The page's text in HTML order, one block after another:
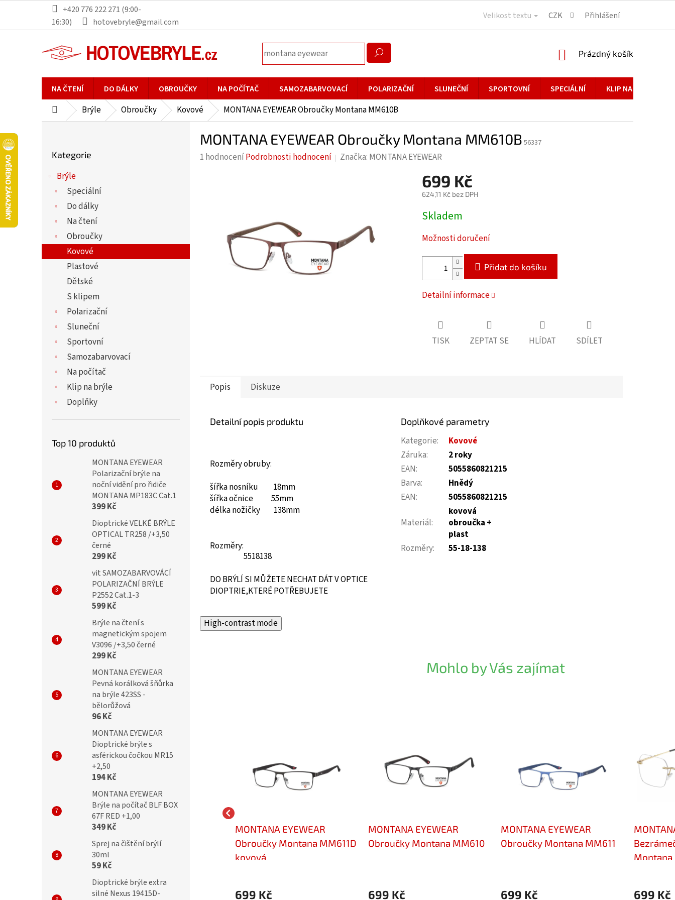
obsah
+420 776 222 271 (9:00-
16:30)
hotovebryle@gmail.com
Velikost textu CZK Přihlášení
NÁKUPNÍ
Prázdný košík
NA ČTENÍ DO DÁLKY OBROUČKY NA POČÍTAČ SAMOZABARVOVACÍ POLARIZAČNÍ SLUNEČNÍ SPORTOVNÍ SPECIÁLNÍ KLIP NA BRÝLE
DomůBrýle Obroučky Kovové MONTANA EYEWEAR Obroučky Montana MM610B
kategorie
Kategorie
Brýle
Speciální
Do dálky
Na čtení
Obroučky
Kovové
Plastové
Dětské
S klipem
Polarizační
Sluneční
Sportovní
Samozabarvovací
Na počítač
Klip na brýle
Doplňky
Top 10 produktů
MONTANA EYEWEAR
Polarizační brýle na
noční vidění pro řidiče
MONTANA MP183C Cat.1
399 Kč
Dioptrické VELKÉ BRÝLE
OPTICAL TR258 /+3,50
černé
299 Kč
vit SAMOZABARVOVÁCÍ
POLARIZAČNÍ BRÝLE
P2552 Cat.1-3
599 Kč
Brýle na čtení s
magnetickým spojem
V3096 /+3,50 černé
299 Kč
MONTANA EYEWEAR
Pevná korálková šňůrka
na brýle 423SS -
bělorůžová
96 Kč
MONTANA EYEWEAR
Dioptrické brýle s
asférickou čočkou MR15
+2,50
194 Kč
MONTANA EYEWEAR
Brýle na počítač BLF BOX
67F RED +1,00
349 Kč
Sprej na čištění brýlí
30ml
59 Kč
Dioptrické brýle extra
silné Nexus 19415D-
MONTANA EYEWEAR Obroučky Montana MM610B 56337
Průměrné
hvězdiček.
1 hodnoceníPodrobnosti hodnocení Značka: MONTANA EYEWEAR
699 Kč
624,11 Kč bez DPH
Měrná
cena:
Skladem
Možnosti doručení
Přidat do košíku
Detailní informace
TISK ZEPTAT SE HLÍDAT SDÍLET
Popis Diskuze
Detailní popis produktu
Rozměry obruby:
šířka nosníku 18mm
šířka očnice 55mm
délka nožičky 138mm
Rozměry:
5518138
DO BRÝLÍ SI MŮŽETE NECHAT DÁT V OPTICE
DIOPTRIE,KTERÉ POTŘEBUJETE
Doplňkové parametry
Kategorie:
Kovové
Záruka:
2 roky
EAN:
5055860821215
Barva:
Hnědý
EAN: 5055860821215
Materiál:
kovová
obroučka +
plast
Rozměry: 55-18-138
High-contrast mode
Mohlo by Vás zajímat
MONTANA EYEWEAR
Bezrámečkové obroučky
Montana MM571A gunmetal
699 Kč
MONTANA EYEWEAR
Obroučky Montana MM611D
kovová
699 Kč
MONTANA EYEWEAR
Obroučky Montana MM610
699 Kč
MONTANA EYEWEAR
Obroučky Montana MM611
699 Kč
Montana
699 Kč